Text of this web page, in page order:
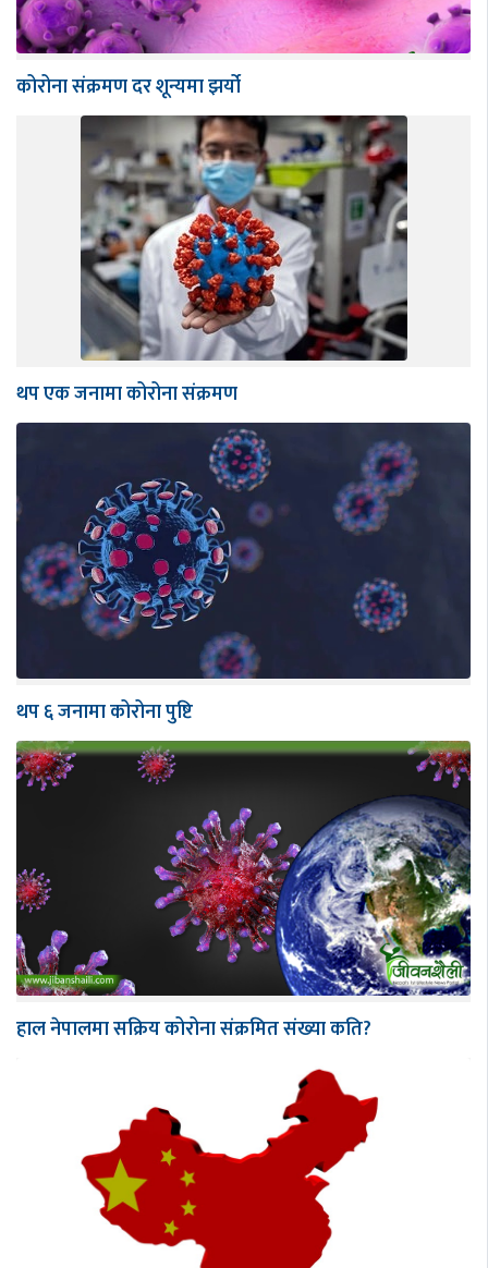
कोरोना संक्रमण दर शून्यमा झर्यो
थप एक जनामा कोरोना संक्रमण
थप ६ जनामा कोरोना पुष्टि
हाल नेपालमा सक्रिय कोरोना संक्रमित संख्या कति?